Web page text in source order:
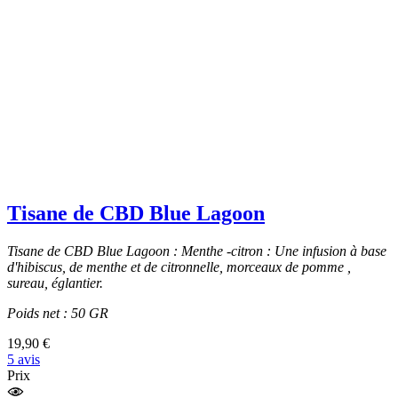
Tisane de CBD Blue Lagoon
Tisane de CBD Blue Lagoon : Menthe -citron : Une infusion à base
d'hibiscus, de menthe et de citronnelle, morceaux de pomme ,
sureau, églantier.
Poids net : 50 GR
19,90 €
5 avis
Prix